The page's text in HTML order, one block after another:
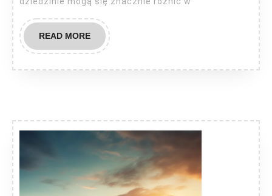
READ MOREREAD
MORE